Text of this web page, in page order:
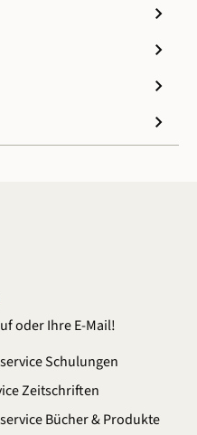
chevron_right
chevron_right
chevron_right
chevron_right
oder Ihre E-Mail!
Schulungen
Zeitschriften
Bücher & Produkte